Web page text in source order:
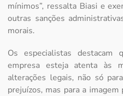
mínimos”, ressalta Biasi e
outras sanções
morais.
Os especialistas
empresa esteja atenta às
alterações legais, não só
prejuízos, mas para a